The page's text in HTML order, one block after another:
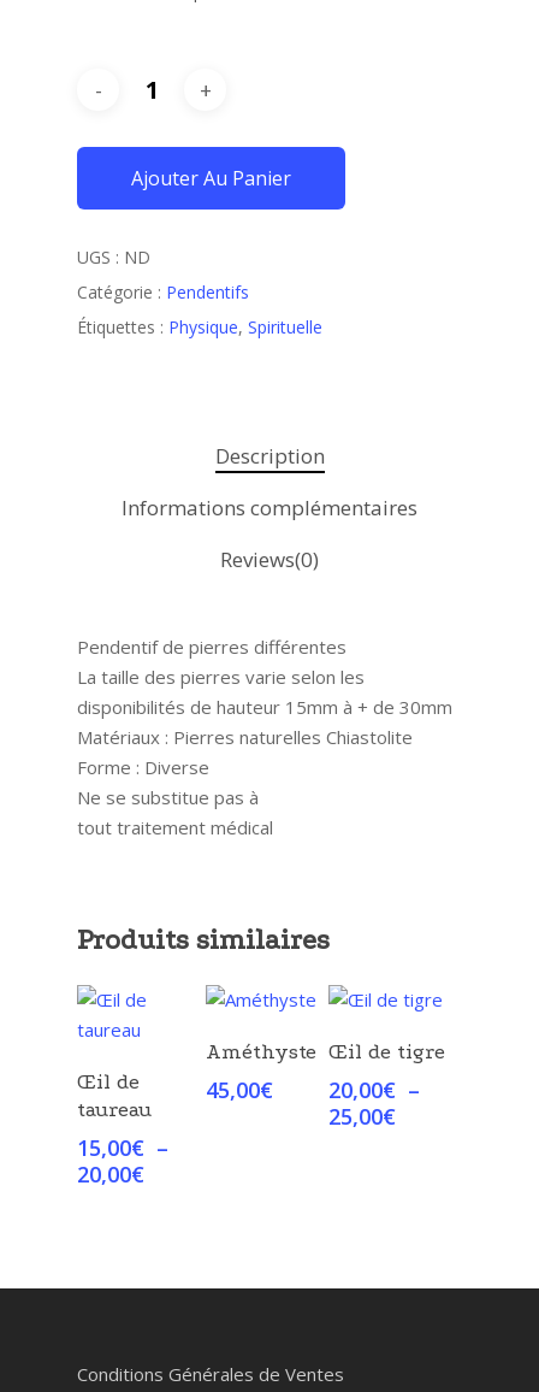
Ajouter Au Panier
UGS : ND
Catégorie : Pendentifs
Étiquettes : Physique, Spirituelle
Description
Informations complémentaires
Reviews(0)
Pendentif de pierres différentes
La taille des pierres varie selon les
disponibilités de hauteur 15mm à + de 30mm
Matériaux : Pierres naturelles Chiastolite
Forme : Diverse
Ne se substitue pas à
tout traitement médical
Produits similaires
Choix Des
Œil de
taureau
15,00€ –
20,00€Plage
Choix Des
Options
Améthyste
45,00€
Choix Des
Options
Œil de tigre
20,00€ –
25,00€Plage
Conditions Générales de Ventes